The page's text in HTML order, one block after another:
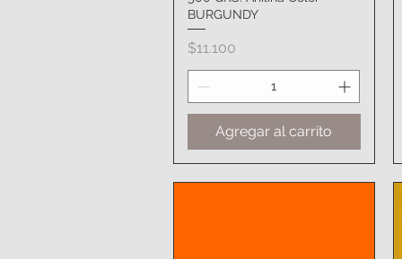
BURGUNDY
Precio
$11.100
Agregar al carrito